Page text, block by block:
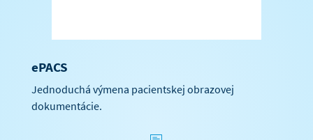
ePACS
Jednoduchá výmena pacientskej obrazovej
dokumentácie.